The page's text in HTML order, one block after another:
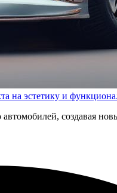
на эстетику и
создавая